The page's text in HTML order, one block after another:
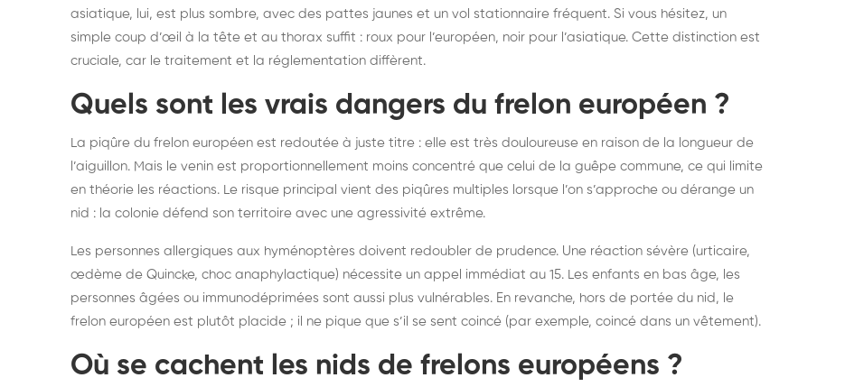
asiatique, lui, est plus sombre, avec des pattes jaunes et un vol stationnaire fréquent. Si vous hésitez, un
simple coup d’œil à la tête et au thorax suffit : roux pour l’européen, noir pour l’asiatique. Cette distinction est
cruciale, car le traitement et la réglementation diffèrent.
Quels sont les vrais dangers du frelon européen ?
La piqûre du frelon européen est redoutée à juste titre : elle est très douloureuse en raison de la longueur de
l’aiguillon. Mais le venin est proportionnellement moins concentré que celui de la guêpe commune, ce qui limite
en théorie les réactions. Le risque principal vient des piqûres multiples lorsque l’on s’approche ou dérange un
nid : la colonie défend son territoire avec une agressivité extrême.
Les personnes allergiques aux hyménoptères doivent redoubler de prudence. Une réaction sévère (urticaire,
œdème de Quincke, choc anaphylactique) nécessite un appel immédiat au 15. Les enfants en bas âge, les
personnes âgées ou immunodéprimées sont aussi plus vulnérables. En revanche, hors de portée du nid, le
frelon européen est plutôt placide ; il ne pique que s’il se sent coincé (par exemple, coincé dans un vêtement).
Où se cachent les nids de frelons européens ?